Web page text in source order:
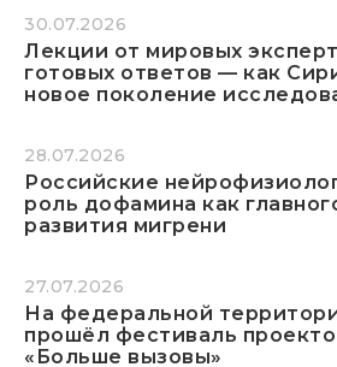
30.07.2026
Лекции от мировых
готовых ответов — как
новое поколение
28.07.2026
Российские
роль дофамина как
развития мигрени
27.07.2026
На федеральной
прошёл фестиваль
«Больше вызовы»